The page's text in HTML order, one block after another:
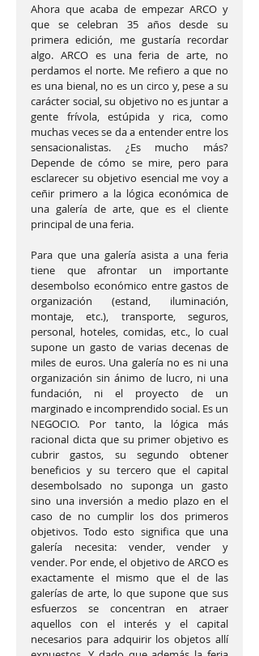
Ahora que acaba de empezar ARCO y
que se celebran 35 años desde su
primera edición, me gustaría recordar
algo. ARCO es una feria de arte, no
perdamos el norte. Me refiero a que no
es una bienal, no es un circo y, pese a su
carácter social, su objetivo no es juntar a
gente frívola, estúpida y rica, como
muchas veces se da a entender entre los
sensacionalistas. ¿Es mucho más?
Depende de cómo se mire, pero para
esclarecer su objetivo esencial me voy a
ceñir primero a la lógica económica de
una galería de arte, que es el cliente
principal de una feria.
Para que una galería asista a una feria
tiene que afrontar un importante
desembolso económico entre gastos de
organización (estand, iluminación,
montaje, etc.), transporte, seguros,
personal, hoteles, comidas, etc., lo cual
supone un gasto de varias decenas de
miles de euros. Una galería no es ni una
organización sin ánimo de lucro, ni una
fundación, ni el proyecto de un
marginado e incomprendido social. Es un
NEGOCIO. Por tanto, la lógica más
racional dicta que su primer objetivo es
cubrir gastos, su segundo obtener
beneficios y su tercero que el capital
desembolsado no suponga un gasto
sino una inversión a medio plazo en el
caso de no cumplir los dos primeros
objetivos. Todo esto significa que una
galería necesita: vender, vender y
vender. Por ende, el objetivo de ARCO es
exactamente el mismo que el de las
galerías de arte, lo que supone que sus
esfuerzos se concentran en atraer
aquellos con el interés y el capital
necesarios para adquirir los objetos allí